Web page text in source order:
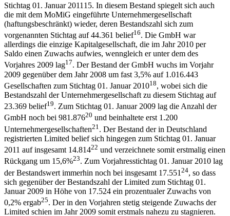
Stichtag 01. Januar 2011 15. In diesem Bestand spiegelt sich auch
die mit dem MoMiG eingeführte Unternehmergesellschaft
(haftungsbeschränkt) wieder, deren Bestandszahl sich zum
vorgenannten Stichtag auf 44.361 belief16. Die GmbH war
allerdings die einzige Kapitalgesellschaft, die im Jahr 2010 per
Saldo einen Zuwachs aufwies, wenngleich er unter dem des
Vorjahres 2009 lag17. Der Bestand der GmbH wuchs im Vorjahr
2009 gegenüber dem Jahr 2008 um fast 3,5% auf 1.016.443
Gesellschaften zum Stichtag 01. Januar 201018, wobei sich die
Bestandszahl der Unternehmergesellschaft zu diesem Stichtag auf
23.369 belief19. Zum Stichtag 01. Januar 2009 lag die Anzahl der
GmbH noch bei 981.87620 und beinhaltete erst 1.200
Unternehmergesellschaften21 . Der Bestand der in Deutschland
registrierten Limited belief sich hingegen zum Stichtag 01. Januar
2011 auf insgesamt 14.81422 und verzeichnete somit erstmalig einen
Rückgang um 15,6%23. Zum Vorjahresstichtag 01. Januar 2010 lag
der Bestandswert immerhin noch bei insgesamt 17.551 24, so dass
sich gegenüber der Bestandszahl der Limited zum Stichtag 01.
Januar 2009 in Höhe von 17.524 ein prozentualer Zuwachs von
0,2% ergab25. Der in den Vorjahren stetig steigende Zuwachs der
Limited schien im Jahr 2009 somit erstmals nahezu zu stagnieren.